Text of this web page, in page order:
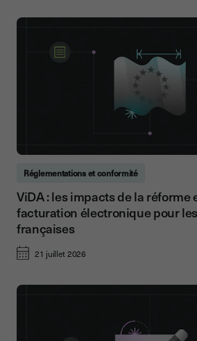
Réglementations et conformité
ViDA : les impacts de la réforme
facturation électronique pour
françaises
21 juillet 2026